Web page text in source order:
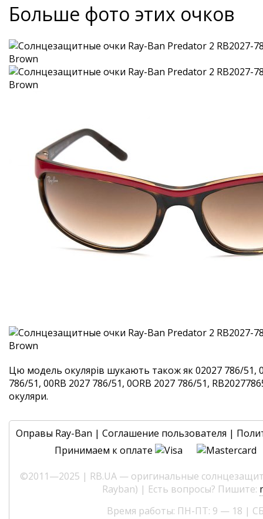
Больше фото этих очков
Цю модель окулярів шукають також як 02027 786/51,
786/51, 00RB 2027 786/51, 0ORB 2027 786/51,
окуляри.
Оправы Ray-Ban | Соглашение пользователя |
Принимаем к оплате
©2011—2025 | RB.UA — оригинальные
Rayban) | Есть вопросы? Пишите:
Время работы: ПН-ПТ: 9 — 18 |